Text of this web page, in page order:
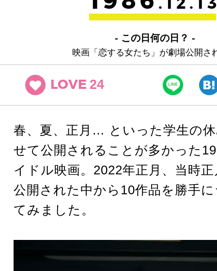
- この日何の日？ -
映画「恋する女たち」が劇場公開さ
LOVE 24
春、夏、正月… といった学生の
せて公開されることが多かった
イドル映画。2022年正月、当時
公開された中から10作品を勝手
てみました。